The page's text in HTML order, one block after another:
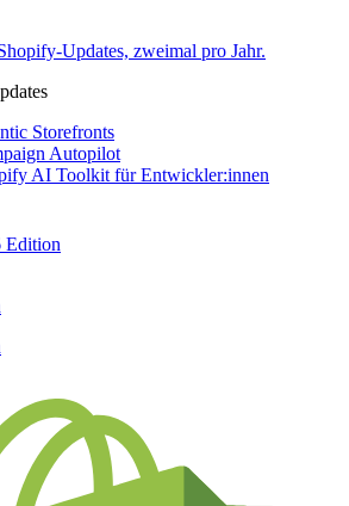
Updates, zweimal pro Jahr.
Storefronts
Autopilot
AI Toolkit für Entwickler:innen
Edition